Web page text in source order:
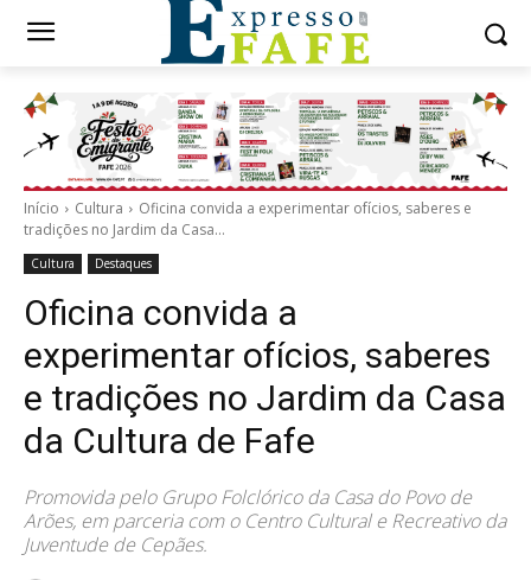
Início Cultura
Oficina convida a experimentar ofícios, saberes e
tradições no Jardim da Casa...
Cultura Destaques
Oficina convida a
experimentar ofícios, saberes
e tradições no Jardim da Casa
da Cultura de Fafe
Promovida pelo Grupo Folclórico da Casa do Povo de
Arões, em parceria com o Centro Cultural e Recreativo da
Juventude de Cepães.